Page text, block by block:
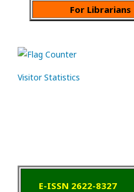
For Librarians
Visitor Statistics
E-ISSN 2622-8327